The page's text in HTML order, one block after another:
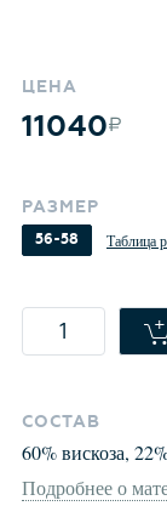
ЦЕНА
11040
РАЗМЕР
56-58 Таблица
СОСТАВ
60%вискоза, 22
Подробнее о